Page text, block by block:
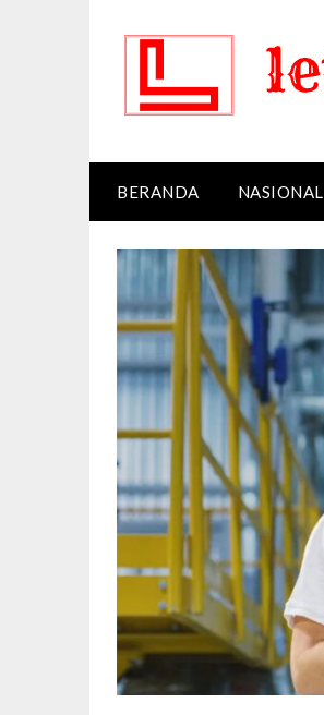
BERANDA NASIONAL